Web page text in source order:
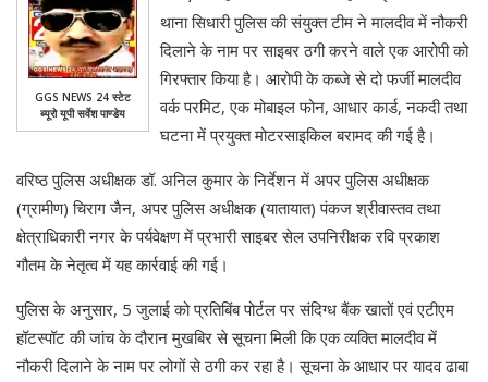
GGS NEWS 24 स्टेट
ब्यूरो यूपी सर्वेश पाण्डेय
थाना सिधारी पुलिस की संयुक्त टीम ने मालदीव में नौकरी
दिलाने के नाम पर साइबर ठगी करने वाले एक आरोपी को
गिरफ्तार किया है। आरोपी के कब्जे से दो फर्जी मालदीव
वर्क परमिट, एक मोबाइल फोन, आधार कार्ड, नकदी तथा
घटना में प्रयुक्त मोटरसाइकिल बरामद की गई है।
वरिष्ठ पुलिस अधीक्षक डॉ. अनिल कुमार के निर्देशन में अपर पुलिस अधीक्षक
(ग्रामीण) चिराग जैन, अपर पुलिस अधीक्षक (यातायात) पंकज श्रीवास्तव तथा
क्षेत्राधिकारी नगर के पर्यवेक्षण में प्रभारी साइबर सेल उपनिरीक्षक रवि प्रकाश
गौतम के नेतृत्व में यह कार्रवाई की गई।
पुलिस के अनुसार, 5 जुलाई को प्रतिबिंब पोर्टल पर संदिग्ध बैंक खातों एवं एटीएम
हॉटस्पॉट की जांच के दौरान मुखबिर से सूचना मिली कि एक व्यक्ति मालदीव में
नौकरी दिलाने के नाम पर लोगों से ठगी कर रहा है। सूचना के आधार पर यादव ढाबा